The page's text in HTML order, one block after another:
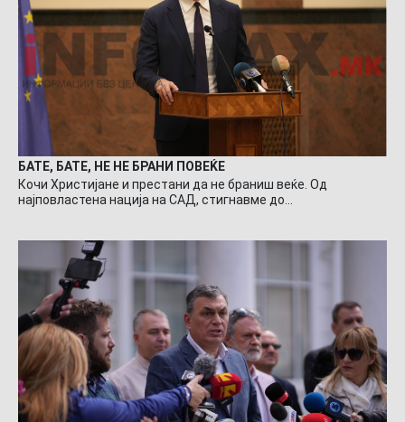
БАТЕ, БАТЕ, НЕ НЕ БРАНИ ПОВЕЌЕ
Кочи Христијане и престани да не браниш веќе. Од
најповластена нација на САД, стигнавме до…